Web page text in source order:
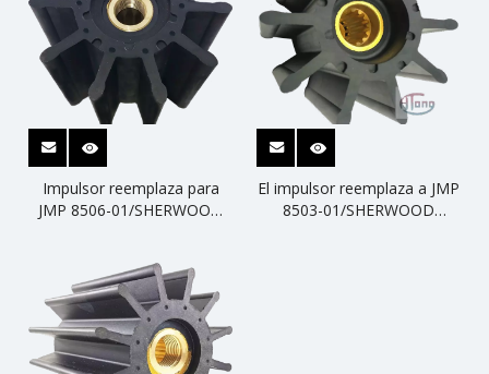
Impulsor reemplaza para
JMP 8506-01/SHERWOOD
El impulsor reemplaza a JMP
8503-01/SHERWOOD